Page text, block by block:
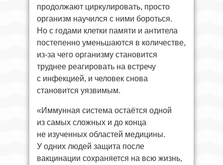
продолжают циркулировать, просто
организм научился с ними бороться.
Но с годами клетки памяти и антитела
постепенно уменьшаются в количестве,
из-за чего организму становится
труднее реагировать на встречу
с инфекцией, и человек снова
становится уязвимым.
«Иммунная система остаётся одной
из самых сложных и до конца
не изученных областей медицины.
У одних людей защита после
вакцинации сохраняется на всю жизнь,